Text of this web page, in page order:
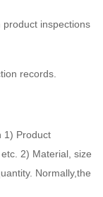
inspections
records.
1) Product
2) Material, size
Normally,the